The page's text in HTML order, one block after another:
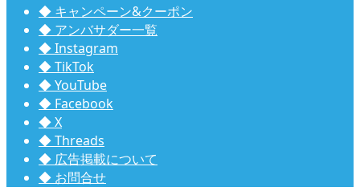
◆ キャンペーン&クーポン
◆ アンバサダー一覧
◆ Instagram
◆ TikTok
◆ YouTube
◆ Facebook
◆ X
◆ Threads
◆ 広告掲載について
◆ お問合せ